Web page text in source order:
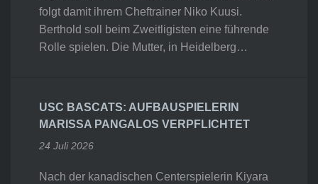
folgt damit ihrem Cheftrainer Niko Kuusi.
Berthold soll beim Zweitligisten eine führende
Rolle spielen. Die Mutter, in Heidelberg…
USC BASCATS: AUFBAUSPIELERIN
MARISSA PANGALOS VERPFLICHTET
24 Juli 2026
Nach der kanadischen Centerspielerin Kiyara